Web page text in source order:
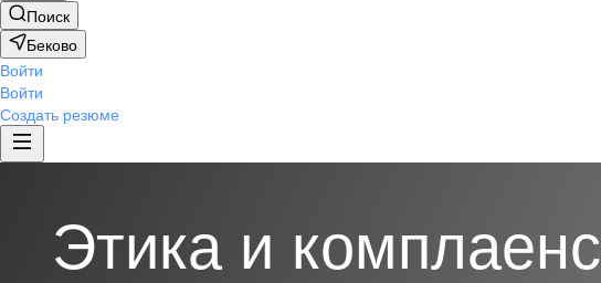
Поиск
Беково
Войти
Войти
Создать резюме
Этика и комплаенс